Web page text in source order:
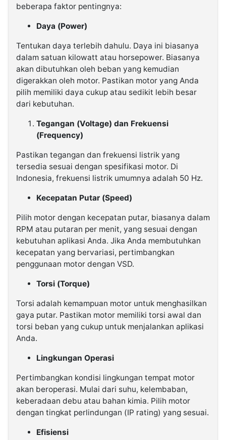
beberapa faktor pentingnya:
Daya (Power)
Tentukan daya terlebih dahulu. Daya ini biasanya
dalam satuan kilowatt atau horsepower. Biasanya
akan dibutuhkan oleh beban yang kemudian
digerakkan oleh motor. Pastikan motor yang Anda
pilih memiliki daya cukup atau sedikit lebih besar
dari kebutuhan.
Tegangan (Voltage) dan Frekuensi
(Frequency)
Pastikan tegangan dan frekuensi listrik yang
tersedia sesuai dengan spesifikasi motor. Di
Indonesia, frekuensi listrik umumnya adalah 50 Hz.
Kecepatan Putar (Speed)
Pilih motor dengan kecepatan putar, biasanya dalam
RPM atau putaran per menit, yang sesuai dengan
kebutuhan aplikasi Anda. Jika Anda membutuhkan
kecepatan yang bervariasi, pertimbangkan
penggunaan motor dengan VSD.
Torsi (Torque)
Torsi adalah kemampuan motor untuk menghasilkan
gaya putar. Pastikan motor memiliki torsi awal dan
torsi beban yang cukup untuk menjalankan aplikasi
Anda.
Lingkungan Operasi
Pertimbangkan kondisi lingkungan tempat motor
akan beroperasi. Mulai dari suhu, kelembaban,
keberadaan debu atau bahan kimia. Pilih motor
dengan tingkat perlindungan (IP rating) yang sesuai.
Efisiensi